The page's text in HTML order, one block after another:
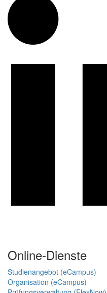
Online-Dienste
Studienangebot (eCampus)
Organisation (eCampus)